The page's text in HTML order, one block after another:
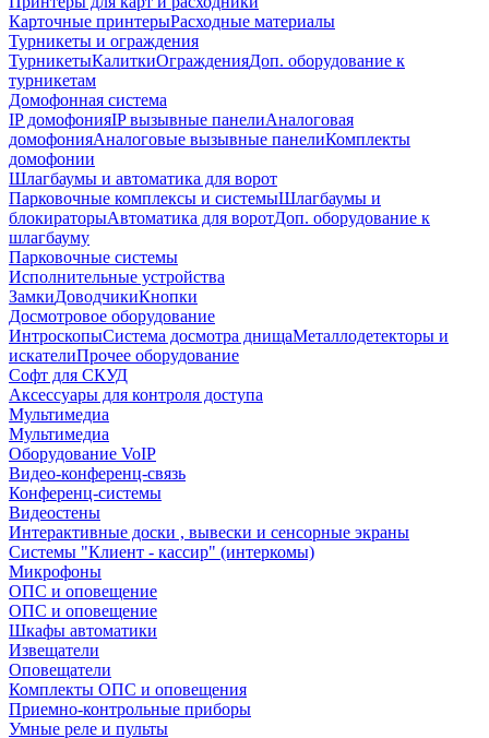
Карточные принтерыРасходные материалы
Турникеты и ограждения
ТурникетыКалиткиОгражденияДоп. оборудование к
турникетам
Домофонная система
IP домофонияIP вызывные панелиАналоговая
домофонияАналоговые вызывные панелиКомплекты
домофонии
Шлагбаумы и автоматика для ворот
Парковочные комплексы и системыШлагбаумы и
блокираторыАвтоматика для воротДоп. оборудование к
шлагбауму
Парковочные системы
Исполнительные устройства
ЗамкиДоводчикиКнопки
Досмотровое оборудование
ИнтроскопыСистема досмотра днищаМеталлодетекторы и
искателиПрочее оборудование
Софт для СКУД
Аксессуары для контроля доступа
Мультимедиа
Мультимедиа
Оборудование VoIP
Видео-конференц-связь
Конференц-системы
Видеостены
Интерактивные доски , вывески и сенсорные экраны
Системы "Клиент - кассир" (интеркомы)
Микрофоны
ОПС и оповещение
ОПС и оповещение
Шкафы автоматики
Извещатели
Оповещатели
Комплекты ОПС и оповещения
Приемно-контрольные приборы
Умные реле и пульты